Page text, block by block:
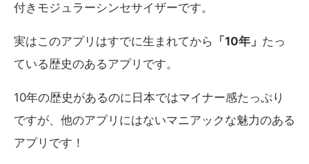
付きモジュラーシンセサイザーです。
実はこのアプリはすでに生まれてから 「10年」 たっ
ている歴史のあるアプリです。
10年の歴史があるのに日本ではマイナー感たっぷり
ですが、他のアプリにはないマニアックな魅力のある
アプリです！